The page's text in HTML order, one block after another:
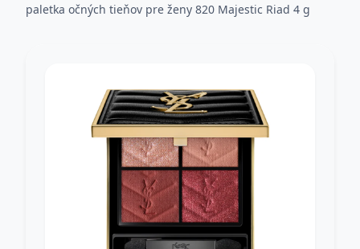
paletka očných tieňov pre ženy 820 Majestic Riad 4 g